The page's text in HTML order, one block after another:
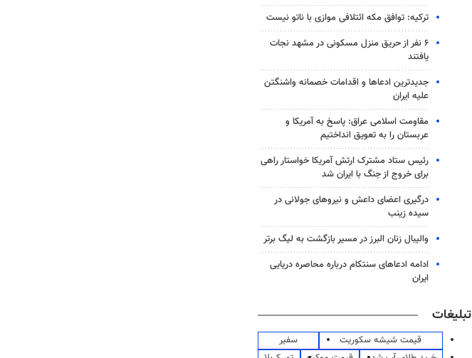
ترکیه: توافق مکه ائتلافی موازی با ناتو نیست
۶ نفر از حریق منزل مسکونی در مشهد نجات
یافتند
جدیدترین ادعاها و اقدامات خصمانه واشنگتن
علیه ایران
مقاومت اسلامی عراق: پاسخ به آمریکا و
عربستان را به تعویق انداختیم
رئیس ستاد مشترک ارتش آمریکا خواستار راهی
برای خروج از جنگ با ایران شد
درگیری اعضای داعش و نیروهای جولانی در
سیده زینب
والیبال زنان البرز در مسیر بازگشت به لیگ برتر
ادامه ادعاهای سنتکام درباره محاصره دریایی
ایران
تبلیغات
قیمت شیشه سکوریت
سفیر